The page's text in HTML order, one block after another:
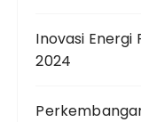
Inovasi Energi
2024